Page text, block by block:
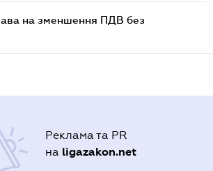
на зменшення ПДВ без
Реклама та PR
на ligazakon.net